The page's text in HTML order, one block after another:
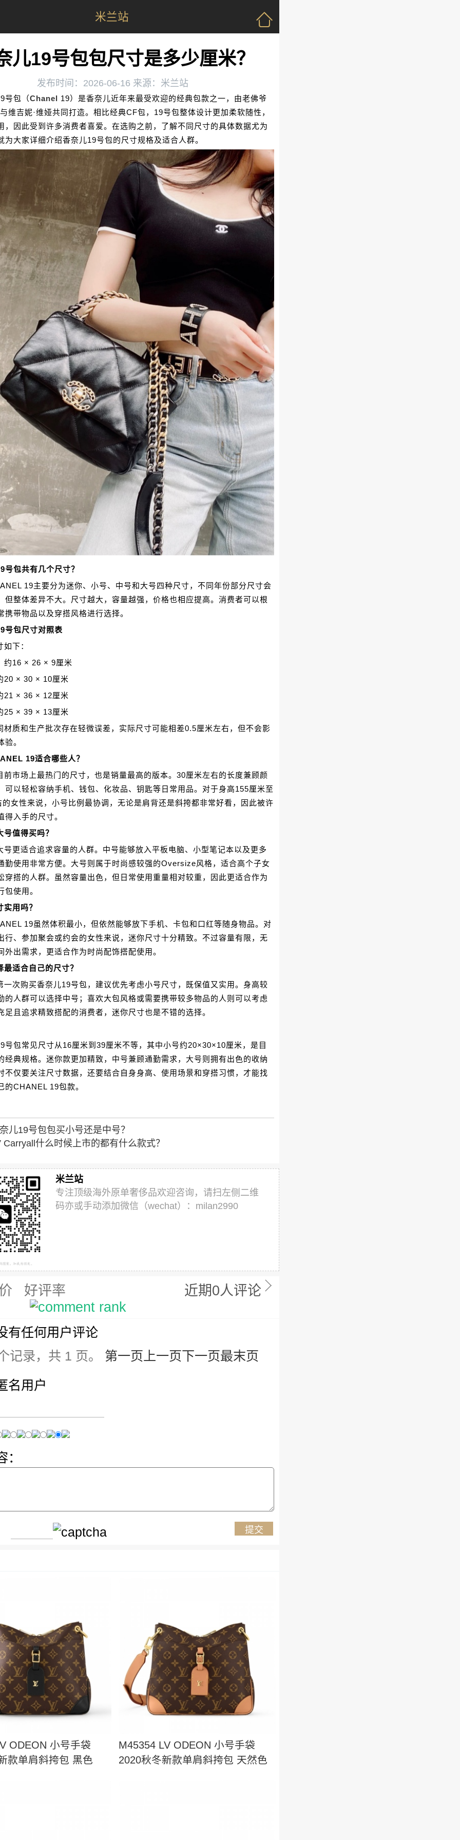
米兰站
儿19号包包尺寸是多少厘米？
发布时间：2026-06-16 来源：米兰站
号包（Chanel 19）是香奈儿近年来最受欢迎的经典包款之一，由老佛爷
维吉妮·维娅共同打造。相比经典CF包，19号包整体设计更加柔软随性，
，因此受到许多消费者喜爱。在选购之前，了解不同尺寸的具体数据尤为
为大家详细介绍香奈儿19号包的尺寸规格及适合人群。
号包共有几个尺寸？
19主要分为迷你、小号、中号和大号四种尺寸，不同年份部分尺寸会
但整体差异不大。尺寸越大，容量越强，价格也相应提高。消费者可以根
携带物品以及穿搭风格进行选择。
号包尺寸对照表
下：
约16 × 26 × 9厘米
20 × 30 × 10厘米
21 × 36 × 12厘米
25 × 39 × 13厘米
材质和生产批次存在轻微误差，实际尺寸可能相差0.5厘米左右，但不会影
验。
19适合哪些人？
前市场上最热门的尺寸，也是销量最高的版本。30厘米左右的长度兼顾颜
可以轻松容纳手机、钱包、化妆品、钥匙等日常用品。对于身高155厘米至
女性来说，小号比例最协调，无论是肩背还是斜挎都非常好看，因此被许
得入手的尺寸。
号值得买吗？
号更适合追求容量的人群。中号能够放入平板电脑、小型笔记本以及更多
勤使用非常方便。大号则属于时尚感较强的Oversize风格，适合高个子女
穿搭的人群。虽然容量出色，但日常使用重量相对较重，因此更适合作为
包使用。
实用吗？
19虽然体积最小，但依然能够放下手机、卡包和口红等随身物品。对
行、参加聚会或约会的女性来说，迷你尺寸十分精致。不过容量有限，无
外出需求，更适合作为时尚配饰搭配使用。
最适合自己的尺寸？
一次购买香奈儿19号包，建议优先考虑小号尺寸，既保值又实用。身高较
的人群可以选择中号；喜欢大包风格或需要携带较多物品的人则可以考虑
足且追求精致搭配的消费者，迷你尺寸也是不错的选择。
号包常见尺寸从16厘米到39厘米不等，其中小号约20×30×10厘米，是目
经典规格。迷你款更加精致，中号兼顾通勤需求，大号则拥有出色的收纳
不仅要关注尺寸数据，还要结合自身身高、使用场景和穿搭习惯，才能找
的CHANEL 19包款。
儿19号包包买小号还是中号？
Carryall什么时候上市的都有什么款式？
米兰站
专注顶级海外原单奢侈品欢迎咨询，请扫左侧二维
码亦或手动添加微信（wechat）：milan2990
好评率 近期0人评论
有任何用户评论
记录，共 1 页。 第一页 上一页下一页最末页
名用户
ODEON 小号手袋
款单肩斜挎包 黑色
M45354 LV ODEON 小号手袋
2020秋冬新款单肩斜挎包 天然色